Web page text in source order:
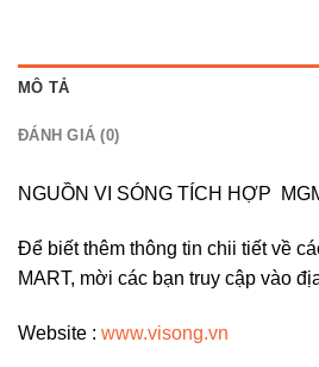
MÔ TẢ
ĐÁNH GIÁ (0)
NGUỒN VI SÓNG TÍCH HỢP
Để biết thêm thông tin chii tiết về
MART, mời các bạn truy cập vào
Website : www.visong.vn